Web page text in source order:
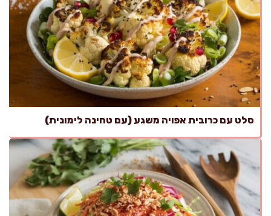
סלט עם כרובית אפויה משגע (עם טחינה לימונית)